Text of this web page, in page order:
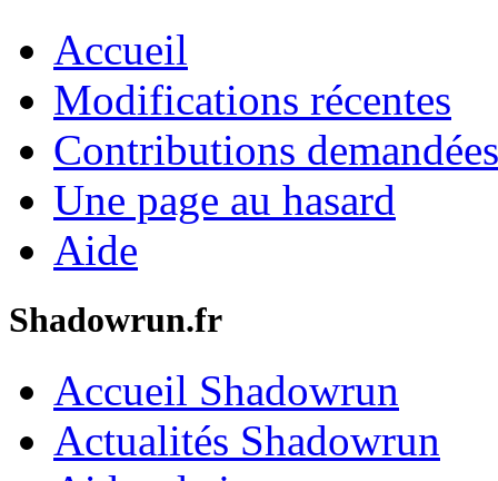
Accueil
Modifications récentes
Contributions
Une page au hasard
Aide
Shadowrun.fr
Accueil Shadowrun
Actualités Shadowrun